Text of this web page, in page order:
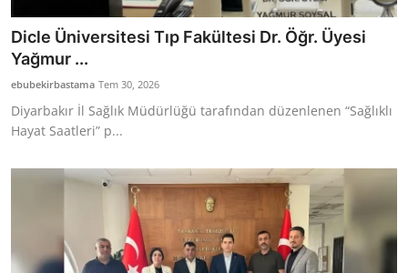
Dicle Üniversitesi Tıp Fakültesi Dr. Öğr. Üyesi
Yağmur ...
ebubekirbastama Tem 30, 2026
Diyarbakır İl Sağlık Müdürlüğü tarafından düzenlenen “Sağlıklı
Hayat Saatleri” p...